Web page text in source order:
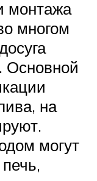
монтажа
многом
Основной
на
могут